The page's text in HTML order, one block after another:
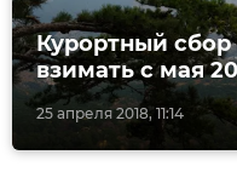
25 апреля 2018, 11:14
Курортный
взимать с мая